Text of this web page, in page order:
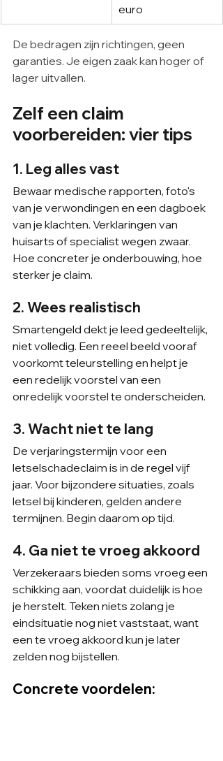
euro
De bedragen zijn richtingen, geen
garanties. Je eigen zaak kan hoger of
lager uitvallen.
Zelf een claim
voorbereiden: vier tips
1. Leg alles vast
Bewaar medische rapporten, foto's
van je verwondingen en een dagboek
van je klachten. Verklaringen van
huisarts of specialist wegen zwaar.
Hoe concreter je onderbouwing, hoe
sterker je claim.
2. Wees realistisch
Smartengeld dekt je leed gedeeltelijk,
niet volledig. Een reeel beeld vooraf
voorkomt teleurstelling en helpt je
een redelijk voorstel van een
onredelijk voorstel te onderscheiden.
3. Wacht niet te lang
De verjaringstermijn voor een
letselschadeclaim is in de regel vijf
jaar. Voor bijzondere situaties, zoals
letsel bij kinderen, gelden andere
termijnen. Begin daarom op tijd.
4. Ga niet te vroeg akkoord
Verzekeraars bieden soms vroeg een
schikking aan, voordat duidelijk is hoe
je herstelt. Teken niets zolang je
eindsituatie nog niet vaststaat, want
een te vroeg akkoord kun je later
zelden nog bijstellen.
Concrete voordelen: